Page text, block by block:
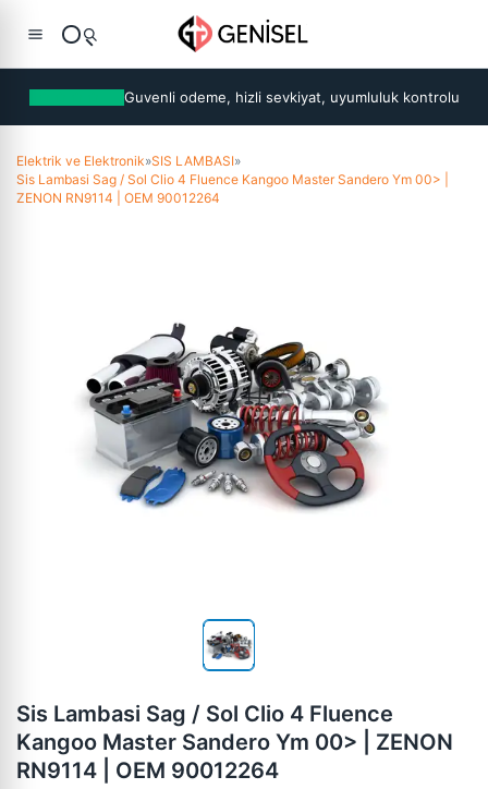
Guvenli odeme, hizli sevkiyat, uyumluluk kontrolu
Elektrik ve Elektronik»SIS LAMBASI»
Sis Lambasi Sag / Sol Clio 4 Fluence Kangoo Master Sandero Ym 00> |
ZENON RN9114 | OEM 90012264
Sis Lambasi Sag / Sol Clio 4 Fluence
Kangoo Master Sandero Ym 00> | ZENON
RN9114 | OEM 90012264